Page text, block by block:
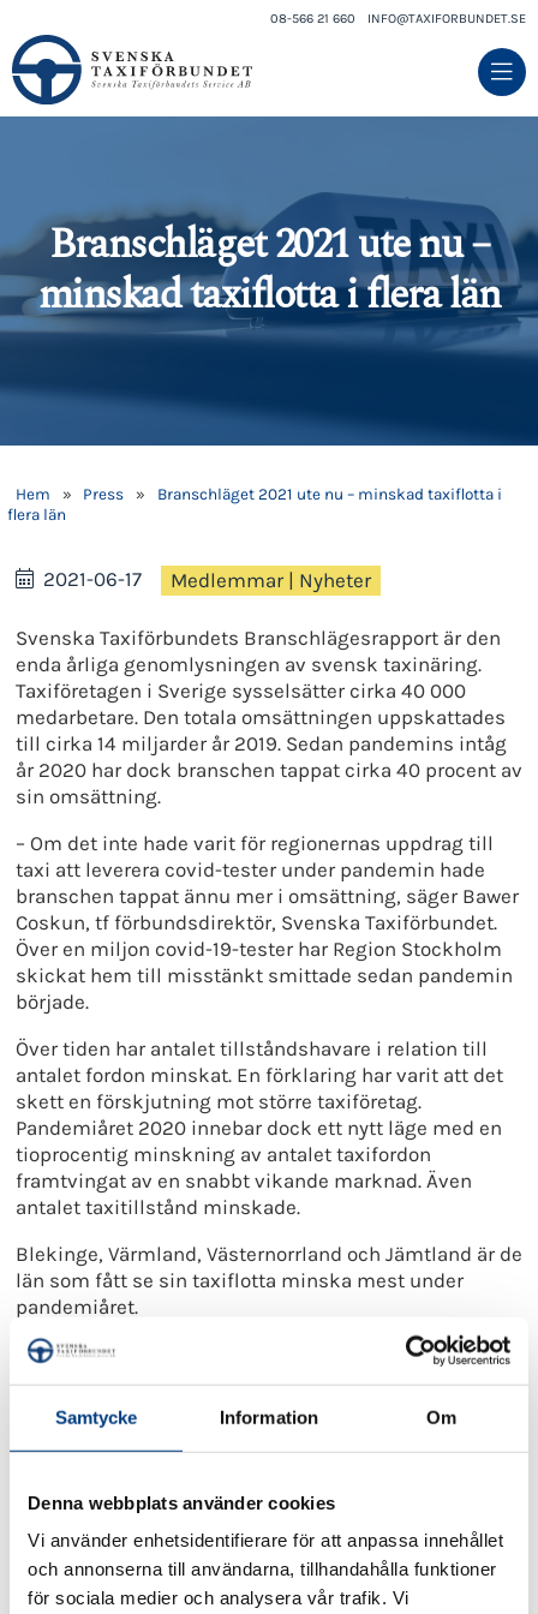
Samtycke Information Om
Denna webbplats använder cookies
Vi använder enhetsidentifierare för att anpassa innehållet
och annonserna till användarna, tillhandahålla funktioner
för sociala medier och analysera vår trafik. Vi
08-566 21 660 INFO@TAXIFORBUNDET.SE
Branschläget 2021 ute nu –
minskad taxiflotta i flera län
Hem » Press »
Branschläget 2021 ute nu – minskad taxiflotta i
flera län
2021-06-17 Medlemmar| Nyheter
Svenska Taxiförbundets Branschlägesrapport är den
enda årliga genomlysningen av svensk taxinäring.
Taxiföretagen i Sverige sysselsätter cirka 40 000
medarbetare. Den totala omsättningen uppskattades
till cirka 14 miljarder år 2019. Sedan pandemins intåg
år 2020 har dock branschen tappat cirka 40 procent av
sin omsättning.
– Om det inte hade varit för regionernas uppdrag till
taxi att leverera covid-tester under pandemin hade
branschen tappat ännu mer i omsättning, säger Bawer
Coskun, tf förbundsdirektör, Svenska Taxiförbundet.
Över en miljon covid-19-tester har Region Stockholm
skickat hem till misstänkt smittade sedan pandemin
började.
Över tiden har antalet tillståndshavare i relation till
antalet fordon minskat. En förklaring har varit att det
skett en förskjutning mot större taxiföretag.
Pandemiåret 2020 innebar dock ett nytt läge med en
tioprocentig minskning av antalet taxifordon
framtvingat av en snabbt vikande marknad. Även
antalet taxitillstånd minskade.
Blekinge, Värmland, Västernorrland och Jämtland är de
län som fått se sin taxiflotta minska mest under
pandemiåret.
Fler samhällsbetalda resor med taxi under 2020
privatresor och upphandlade samhällsbetalda resor
som sjuk­resor, färdtjänst, skolskjutsar och
stå för en betydande del. Normalt sett svarar de
samhällsbetalda resorna för ungefär hälften av
taxinäringens intäkter, men under pandemin bedöms